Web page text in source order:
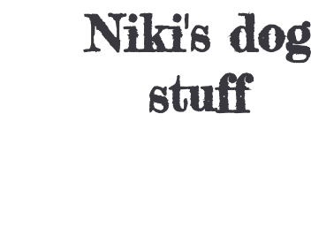
Niki's dog
stuff